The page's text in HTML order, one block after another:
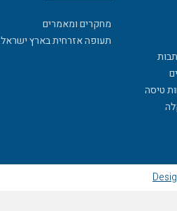
טיסה
מחקרים ומאמרים
תעופה אזרחית בארץ ישראל